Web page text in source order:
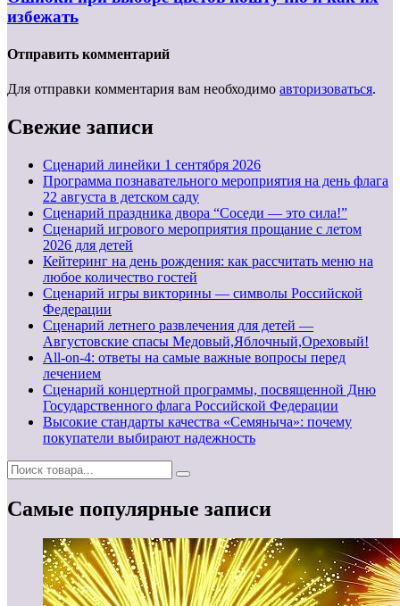
избежать
Отправить комментарий
Для отправки комментария вам необходимо авторизоваться.
Свежие записи
Cценарий линейки 1 сентября 2026
Программа познавательного мероприятия на день флага
22 августа в детском саду
Сценарий праздника двора “Соседи — это сила!”
Сценарий игрового мероприятия прощание с летом
2026 для детей
Кейтеринг на день рождения: как рассчитать меню на
любое количество гостей
Сценарий игры викторины — символы Российской
Федерации
Сценарий летнего развлечения для детей —
Августовские спасы Медовый,Яблочный,Ореховый!
All-on-4: ответы на самые важные вопросы перед
лечением
Сценарий концертной программы, посвященной Дню
Государственного флага Российской Федерации
Высокие стандарты качества «Семяныча»: почему
покупатели выбирают надежность
Самые популярные записи